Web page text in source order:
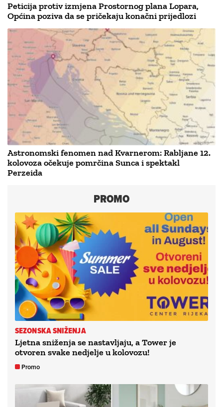
Peticija protiv izmjena Prostornog plana Lopara,
Općina poziva da se pričekaju konačni prijedlozi
Astronomski fenomen nad Kvarnerom: Rabljane 12.
kolovoza očekuje pomrčina Sunca i spektakl
Perzeida
PROMO
SEZONSKA SNIŽENJA
Ljetna sniženja se nastavljaju, a Tower je
otvoren svake nedjelje u kolovozu!
Promo